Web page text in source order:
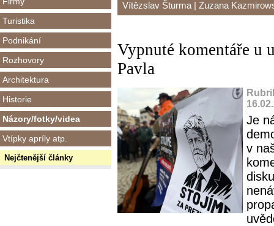
Turistika
Podnikání
Rozhovory
Architektura
Historie
Názory/fotky/videa
Vtípky apríly atp.
Nejčtenější články
Vítězslav Šturma | Zuzana
Vypnuté komentáře u
Pavla
Je
v